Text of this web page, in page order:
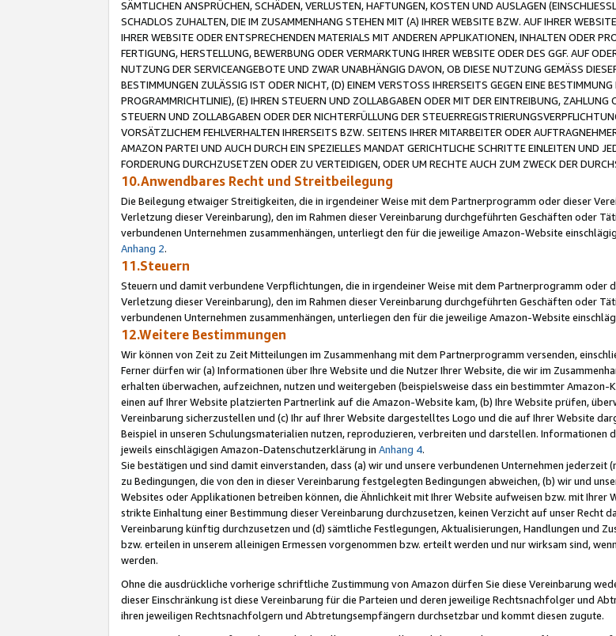
SÄMTLICHEN ANSPRÜCHEN, SCHÄDEN, VERLUSTEN, HAFTUNGEN, KOSTEN UND AUSLAGEN
SCHADLOS ZUHALTEN, DIE IM ZUSAMMENHANG STEHEN MIT (A) IHRER WEBSITE BZW. AUF IHRER
IHRER WEBSITE ODER ENTSPRECHENDEN MATERIALS MIT ANDEREN APPLIKATIONEN, INHALTEN ODER
FERTIGUNG, HERSTELLUNG, BEWERBUNG ODER VERMARKTUNG IHRER WEBSITE ODER DES GGF. AUF
NUTZUNG DER SERVICEANGEBOTE UND ZWAR UNABHÄNGIG DAVON, OB DIESE NUTZUNG GEMÄSS
BESTIMMUNGEN ZULÄSSIG IST ODER NICHT, (D) EINEM VERSTOSS IHRERSEITS GEGEN EINE BESTIMMUNG
PROGRAMMRICHTLINIE), (E) IHREN STEUERN UND ZOLLABGABEN ODER MIT DER EINTREIBUNG, ZAHLUNG
STEUERN UND ZOLLABGABEN ODER DER NICHTERFÜLLUNG DER
VORSÄTZLICHEM FEHLVERHALTEN IHRERSEITS BZW. SEITENS IHRER MITARBEITER ODER
AMAZON PARTEI UND AUCH DURCH EIN SPEZIELLES MANDAT GERICHTLICHE SCHRITTE EINLEITEN UND
FORDERUNG DURCHZUSETZEN ODER ZU VERTEIDIGEN, ODER UM RECHTE AUCH ZUM ZWECK DER
10.Anwendbares Recht und Streitbeilegung
Die Beilegung etwaiger Streitigkeiten, die in irgendeiner Weise mit dem Partnerprogramm oder dieser
Verletzung dieser Vereinbarung), den im Rahmen dieser Vereinbarung durchgeführten Geschäften oder
verbundenen Unternehmen zusammenhängen, unterliegt den für die jeweilige Amazon-Website
Anhang 2.
11.Steuern
Steuern und damit verbundene Verpflichtungen, die in irgendeiner Weise mit dem Partnerprogramm oder
Verletzung dieser Vereinbarung), den im Rahmen dieser Vereinbarung durchgeführten Geschäften oder
verbundenen Unternehmen zusammenhängen, unterliegen den für die jeweilige Amazon-Website
12.Weitere Bestimmungen
Wir können von Zeit zu Zeit Mitteilungen im Zusammenhang mit dem Partnerprogramm versenden,
Ferner dürfen wir (a) Informationen über Ihre Website und die Nutzer Ihrer Website, die wir im
erhalten überwachen, aufzeichnen, nutzen und weitergeben (beispielsweise dass ein bestimmter
einen auf Ihrer Website platzierten Partnerlink auf die Amazon-Website kam, (b) Ihre Website prüfen,
Vereinbarung sicherzustellen und (c) Ihr auf Ihrer Website dargestelltes Logo und die auf Ihrer Website
Beispiel in unseren Schulungsmaterialien nutzen, reproduzieren, verbreiten und darstellen. Informationen
jeweils einschlägigen Amazon-Datenschutzerklärung in Anhang 4.
Sie bestätigen und sind damit einverstanden, dass (a) wir und unsere verbundenen Unternehmen
zu Bedingungen, die von den in dieser Vereinbarung festgelegten Bedingungen abweichen, (b) wir und
Websites oder Applikationen betreiben können, die Ähnlichkeit mit Ihrer Website aufweisen bzw. mit Ihrer
strikte Einhaltung einer Bestimmung dieser Vereinbarung durchzusetzen, keinen Verzicht auf unser
Vereinbarung künftig durchzusetzen und (d) sämtliche Festlegungen, Aktualisierungen, Handlungen und
bzw. erteilen in unserem alleinigen Ermessen vorgenommen bzw. erteilt werden und nur wirksam sind,
werden.
Ohne die ausdrückliche vorherige schriftliche Zustimmung von Amazon dürfen Sie diese Vereinbarung
dieser Einschränkung ist diese Vereinbarung für die Parteien und deren jeweilige Rechtsnachfolger und
ihren jeweiligen Rechtsnachfolgern und Abtretungsempfängern durchsetzbar und kommt diesen zugute.